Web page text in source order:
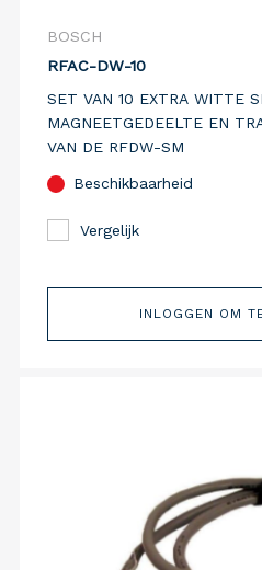
BOSCH
RFAC-DW-10
SET VAN 10 EXTRA WITTE
MAGNEETGEDEELTE EN
VAN DE RFDW-SM
Beschikbaarheid
Vergelijk
INLOGGEN OM